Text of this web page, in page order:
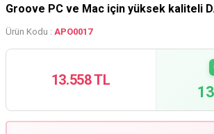
Groove PC ve Mac için yüksek kaliteli
Ürün Kodu : APO0017
13.558 TL